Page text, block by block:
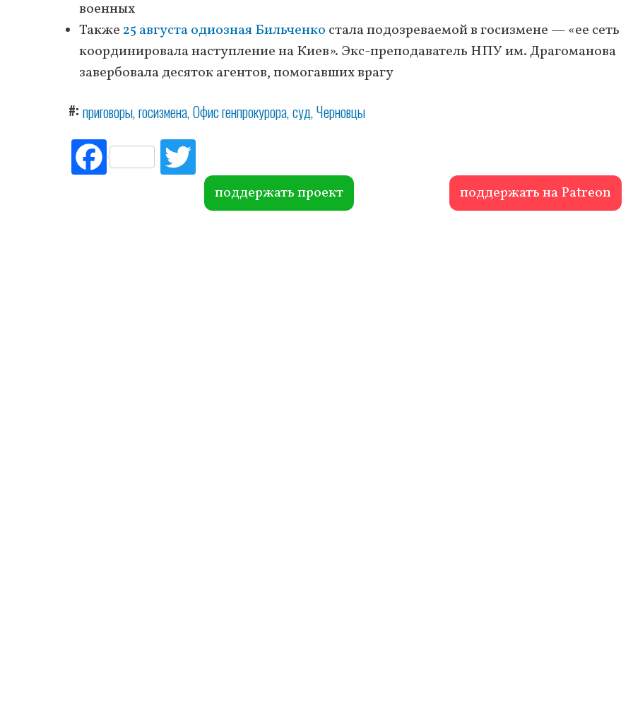
военных
Также25 августа одиозная Бильченко стала подозреваемой в госизмене — «ее сеть
координировала наступление на Киев». Экс-преподаватель НПУ им. Драгоманова
завербовала десяток агентов, помогавших врагу
# приговоры госизмена Офис генпрокурора суд Черновцы
Fac
ebo itte
r поддержать проект поддержать на Patreon